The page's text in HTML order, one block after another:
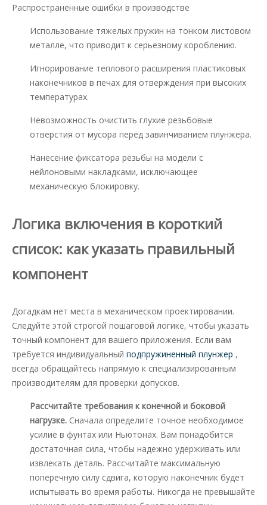
Распространенные ошибки в производстве
Использование тяжелых пружин на тонком листовом
металле, что приводит к серьезному короблению.
Игнорирование теплового расширения пластиковых
наконечников в печах для отверждения при высоких
температурах.
Невозможность очистить глухие резьбовые
отверстия от мусора перед завинчиванием плунжера.
Нанесение фиксатора резьбы на модели с
нейлоновыми накладками, исключающее
механическую блокировку.
Логика включения в короткий
список: как указать правильный
компонент
Догадкам нет места в механическом проектировании.
Следуйте этой строгой пошаговой логике, чтобы указать
точный компонент для вашего приложения. Если вам
требуется индивидуальный подпружиненный плунжер ,
всегда обращайтесь напрямую к специализированным
производителям для проверки допусков.
Рассчитайте требования к конечной и боковой
нагрузке. Сначала определите точное необходимое
усилие в фунтах или Ньютонах. Вам понадобится
достаточная сила, чтобы надежно удерживать или
извлекать деталь. Рассчитайте максимальную
поперечную силу сдвига, которую наконечник будет
испытывать во время работы. Никогда не превышайте